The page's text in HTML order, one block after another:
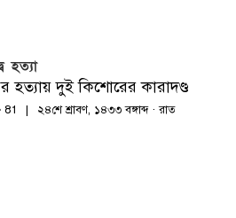
হত্যা
হত্যায় দুই কিশোরের কারাদণ্ড
81 ২৪শে শ্রাবণ, ১৪৩৩ বঙ্গাব্দ · রাত